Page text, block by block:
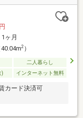
1ヶ月
2）
二人暮らし
) インターネット無料
カード決済可